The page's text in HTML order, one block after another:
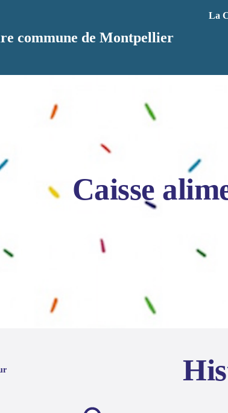
commune de Montpellier
La
Caisse